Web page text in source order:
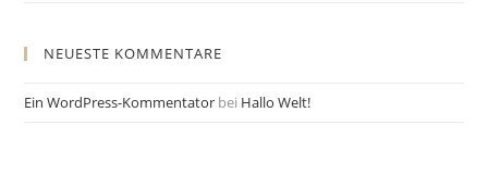
NEUESTE KOMMENTARE
Ein WordPress-Kommentator bei Hallo Welt!